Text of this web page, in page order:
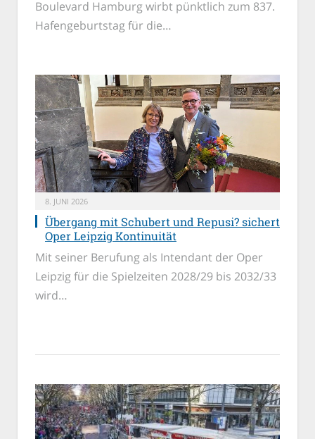
Boulevard Hamburg wirbt pünktlich zum 837.
Hafengeburtstag für die…
8. JUNI 2026
Übergang mit Schubert und Repusi? sichert
Oper Leipzig Kontinuität
Mit seiner Berufung als Intendant der Oper
Leipzig für die Spielzeiten 2028/29 bis 2032/33
wird…